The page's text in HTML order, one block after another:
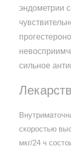
эндометрии
сильное
скоростью
мкг/24 ч